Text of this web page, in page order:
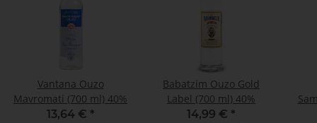
Vantana Ouzo
Mavromati (700 ml) 40%
13,64 € *
Babatzim Ouzo Gold
Label (700 ml) 40%
14,99 € *